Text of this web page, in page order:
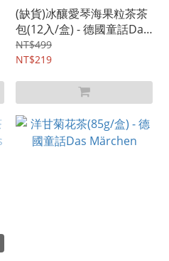
(缺貨)冰釀愛琴海果粒茶茶
包(12入/盒) - 德國童話Das
Märchen
NT$499
NT$219